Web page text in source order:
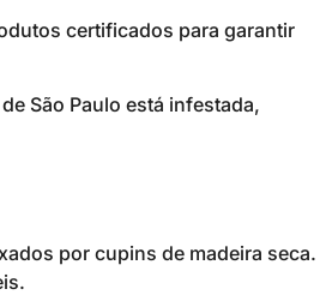
certificados para garantir
São Paulo está infestada,
por cupins de madeira seca.